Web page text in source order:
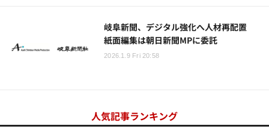
岐阜新聞、デジタル強化へ人材再配置
紙面編集は朝日新聞MPに委託
2026.1.9 Fri 20:58
人気記事ランキング